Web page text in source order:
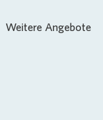
Weitere Angebote